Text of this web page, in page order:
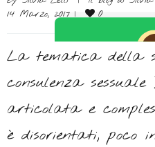
14 Marzo, 2017 | 0
La tematica della
consulenza
articolata e
è disorientati, poco
Per messaggi brevi,
ed altro, sono a tua